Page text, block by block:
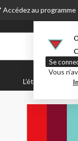
Accédez au
Se
Vous
L’été